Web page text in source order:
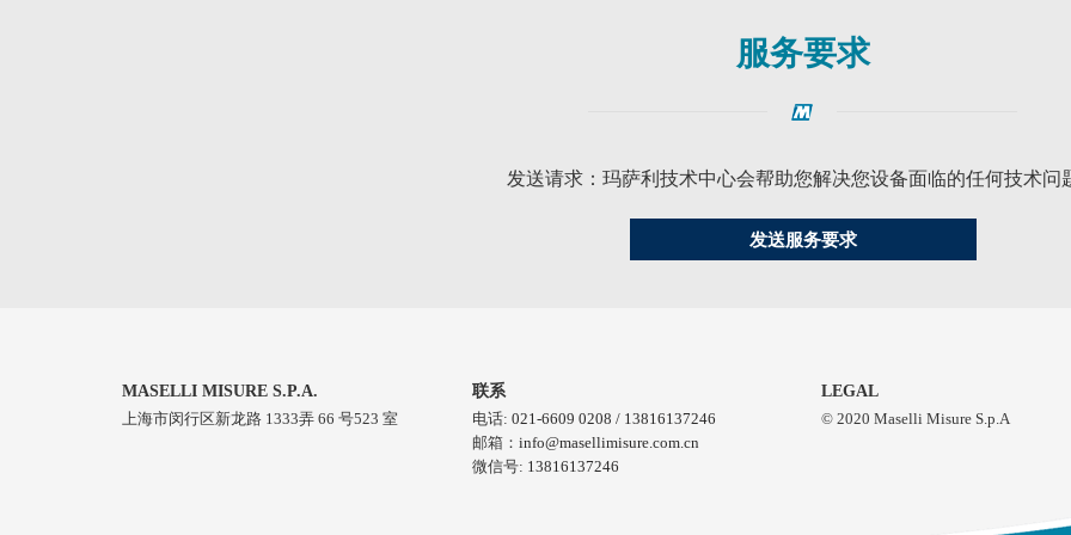
服务要求
发送请求：玛萨利技术中心会帮助您解决您设备面临的任何技术问
发送服务要求
MASELLI MISURE S.P.A.
上海市闵行区新⻰路 1333弄 66 号523 室
联系
电话: 021-6609 0208 / 13816137246
邮箱： info@masellimisure.com.cn
微信号: 13816137246
LEGAL
© 2020 Maselli Misure S.p.A